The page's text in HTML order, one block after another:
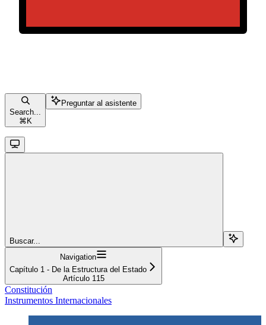
Search...
⌘ K
Preguntar al asistente
Buscar...
Navigation
Capítulo 1 - De la Estructura del Estado
Artículo 115
Constitución
Instrumentos Internacionales